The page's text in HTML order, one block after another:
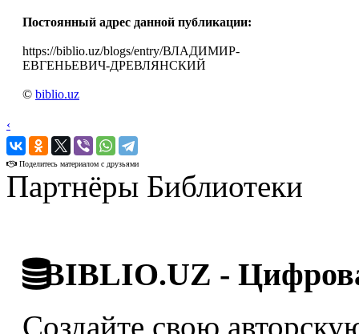
Постоянный адрес данной публикации:
https://biblio.uz/blogs/entry/ВЛАДИМИР-
ЕВГЕНЬЕВИЧ-ДРЕВЛЯНСКИЙ
© biblio.uz
‹
›
Поделитесь материалом с друзьями
Партнёры Библиотеки
BIBLIO.UZ -
Создайте свою